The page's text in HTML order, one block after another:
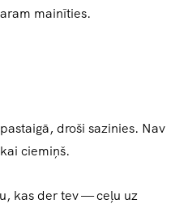
mainīties.
droši sazinies. Nav
ciemiņš.
kas der tev — ceļu uz